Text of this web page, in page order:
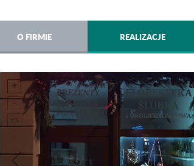
O FIRMIE REALIZACJE